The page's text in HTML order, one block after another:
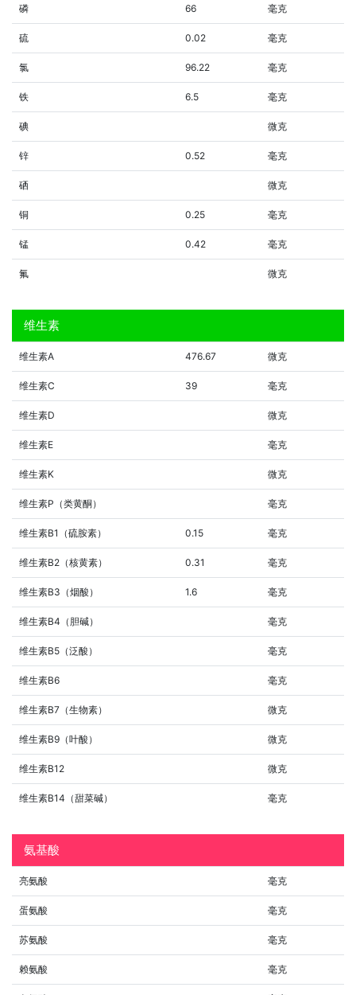
磷 66 毫克
硫 0.02 毫克
氯 96.22 毫克
铁 6.5 毫克
碘 微克
锌 0.52 毫克
硒 微克
铜 0.25 毫克
锰 0.42 毫克
氟 微克
维生素
维生素A 476.67 微克
维生素C 39 毫克
维生素D 微克
维生素E 毫克
维生素K 微克
维生素P（类黄酮） 毫克
维生素B1（硫胺素） 0.15 毫克
维生素B2（核黄素） 0.31 毫克
维生素B3（烟酸） 1.6 毫克
维生素B4（胆碱） 毫克
维生素B5（泛酸） 毫克
维生素B6 毫克
维生素B7（生物素） 微克
维生素B9（叶酸） 微克
维生素B12 微克
维生素B14（甜菜碱） 毫克
氨基酸
亮氨酸 毫克
蛋氨酸 毫克
苏氨酸 毫克
赖氨酸 毫克